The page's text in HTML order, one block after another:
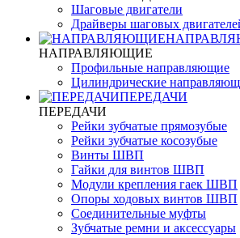
Шаговые двигатели
Драйверы шаговых
НАПРАВЛЯЮЩИЕ
Профильные направляющие
Цилиндрические
ПЕРЕДАЧИ
ПЕРЕДАЧИ
Рейки зубчатые прямозубые
Рейки зубчатые косозубые
Винты ШВП
Гайки для винтов ШВП
Модули крепления гаек ШВП
Опоры ходовых винтов ШВП
Соединительные муфты
Зубчатые ремни и аксессуары